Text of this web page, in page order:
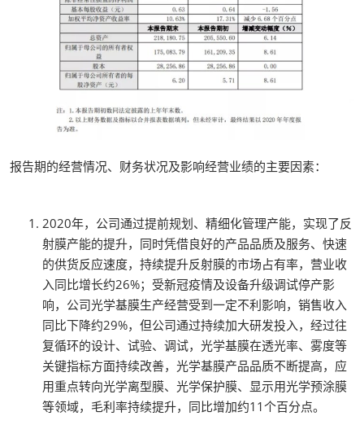
报告期的经营情况、财务状况及影响经营业绩的主要因素：
2020年，公司通过提前规划、精细化管理产能，实现了反
射膜产能的提升，同时凭借良好的产品品质及服务、快速
的供货反应速度，持续提升反射膜的市场占有率，营业收
入同比增长约26%；受新冠疫情及设备升级调试停产影
响，公司光学基膜生产经营受到一定不利影响，销售收入
同比下降约29%，但公司通过持续加大研发投入，经过往
复循环的设计、试验、调试，光学基膜在透光率、雾度等
关键指标方面持续改善，光学基膜产品品质不断提高，应
用重点转向光学离型膜、光学保护膜、显示用光学预涂膜
等领域，毛利率持续提升，同比增加约11个百分点。